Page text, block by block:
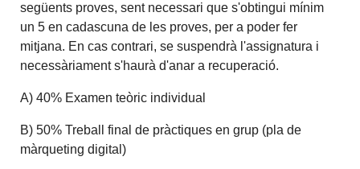
següents proves, sent necessari que s'obtingui mínim
un 5 en cadascuna de les proves, per a poder fer
mitjana. En cas contrari, se suspendrà l'assignatura i
necessàriament s'haurà d'anar a recuperació.
A) 40% Examen teòric individual
B) 50% Treball final de pràctiques en grup (pla de
màrqueting digital)